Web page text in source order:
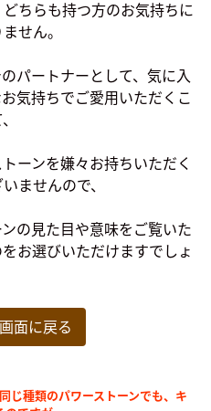
ちらも持つ方のお気持ちに
せん。
パートナーとして、気に入
気持ちでご愛用いただくこ
ーンを嫌々お持ちいただく
ませんので、
の見た目や意味をご覧いた
お選びいただけますでしょ
面に戻る
じ種類のパワーストーンでも、キ